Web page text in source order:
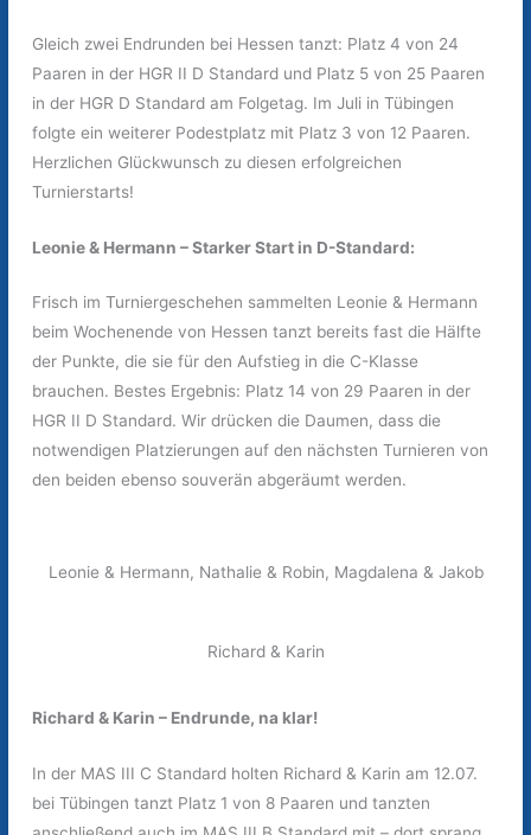
Gleich zwei Endrunden bei Hessen tanzt: Platz 4 von 24
Paaren in der HGR II D Standard und Platz 5 von 25 Paaren
in der HGR D Standard am Folgetag. Im Juli in Tübingen
folgte ein weiterer Podestplatz mit Platz 3 von 12 Paaren.
Herzlichen Glückwunsch zu diesen erfolgreichen
Turnierstarts!
Leonie & Hermann – Starker Start in D-Standard:
Frisch im Turniergeschehen sammelten Leonie & Hermann
beim Wochenende von Hessen tanzt bereits fast die Hälfte
der Punkte, die sie für den Aufstieg in die C-Klasse
brauchen. Bestes Ergebnis: Platz 14 von 29 Paaren in der
HGR II D Standard. Wir drücken die Daumen, dass die
notwendigen Platzierungen auf den nächsten Turnieren von
den beiden ebenso souverän abgeräumt werden.
Leonie & Hermann, Nathalie & Robin, Magdalena & Jakob
Richard & Karin
Richard & Karin – Endrunde, na klar!
In der MAS III C Standard holten Richard & Karin am 12.07.
bei Tübingen tanzt Platz 1 von 8 Paaren und tanzten